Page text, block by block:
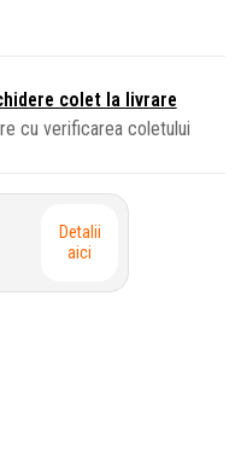
colet la livrare
cu verificarea coletului
Detalii
aici